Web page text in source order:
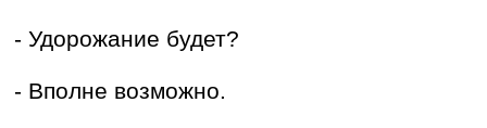
- Удорожание будет?
- Вполне возможно.